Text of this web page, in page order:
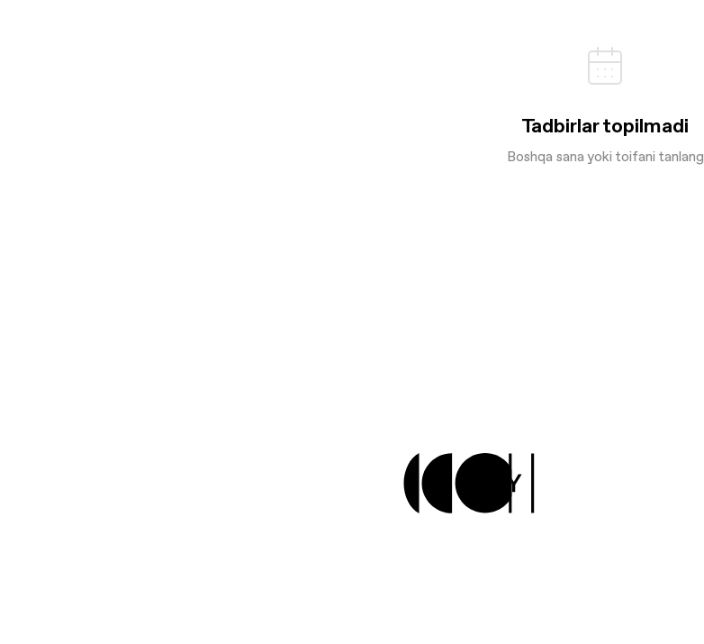
Tadbirlar topilmadi
Boshqa sana yoki toifani tanlang